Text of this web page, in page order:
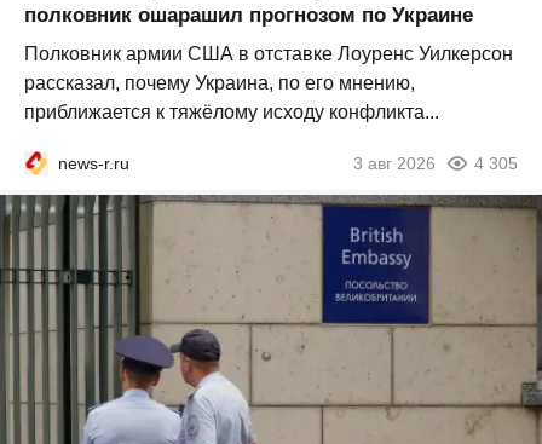
полковник ошарашил прогнозом по Украине
Полковник армии США в отставке Лоуренс Уилкерсон
рассказал, почему Украина, по его мнению,
приближается к тяжёлому исходу конфликта...
news-r.ru 3 авг 2026 4 305